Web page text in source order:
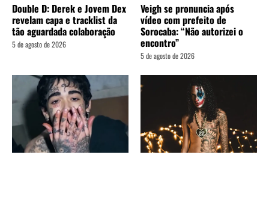
Double D: Derek e Jovem Dex
revelam capa e tracklist da
tão aguardada colaboração
5 de agosto de 2026
Veigh se pronuncia após
vídeo com prefeito de
Sorocaba: “Não autorizei o
encontro”
5 de agosto de 2026